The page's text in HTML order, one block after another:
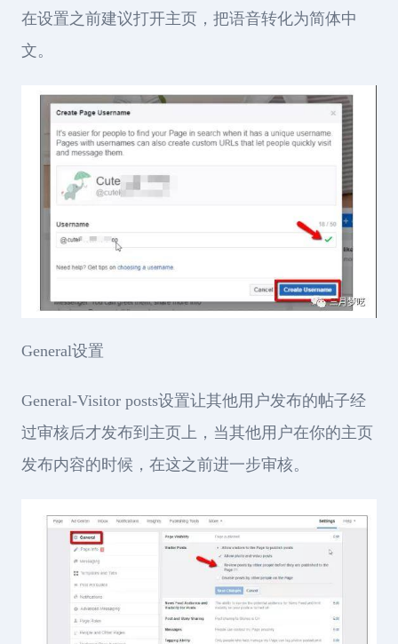
在设置之前建议打开主页，把语音转化为简体中
文。
General设置
General-Visitor posts设置让其他用户发布的帖子经
过审核后才发布到主页上，当其他用户在你的主页
发布内容的时候，在这之前进一步审核。